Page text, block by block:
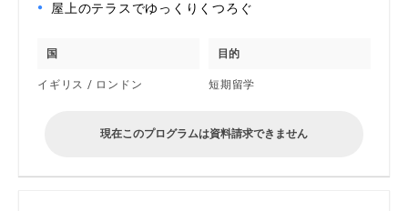
屋上のテラスでゆっくりくつろぐ
国
イギリス / ロンドン
目的
短期留学
現在このプログラムは資料請求できません